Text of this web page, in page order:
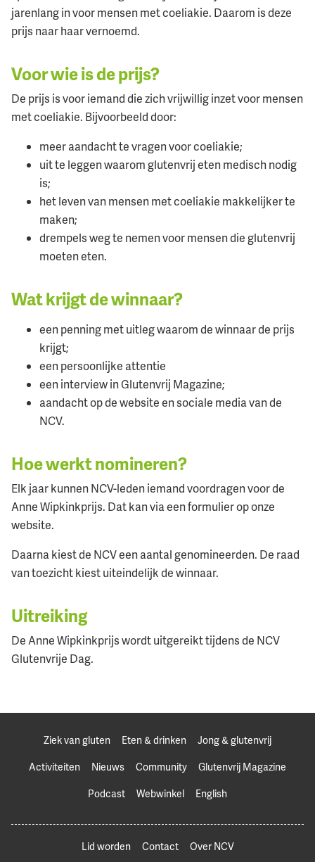
jarenlang in voor mensen met coeliakie. Daarom is deze
prijs naar haar vernoemd.
Voor wie is de prijs?
De prijs is voor iemand die zich vrijwillig inzet voor mensen
met coeliakie. Bijvoorbeeld door:
meer aandacht te vragen voor coeliakie;
uit te leggen waarom glutenvrij eten medisch nodig
is;
het leven van mensen met coeliakie makkelijker te
maken;
drempels weg te nemen voor mensen die glutenvrij
moeten eten.
Wat krijgt de winnaar?
een penning met uitleg waarom de winnaar de prijs
krijgt;
een persoonlijke attentie
een interview in Glutenvrij Magazine;
aandacht op de website en sociale media van de
NCV.
Hoe werkt nomineren?
Elk jaar kunnen NCV-leden iemand voordragen voor de
Anne Wipkinkprijs. Dat kan via een formulier op onze
website.
Daarna kiest de NCV een aantal genomineerden. De raad
van toezicht kiest uiteindelijk de winnaar.
Uitreiking
De Anne Wipkinkprijs wordt uitgereikt tijdens de NCV
Glutenvrije Dag.
Ziek van gluten Eten & drinken
Jong & glutenvrij
Activiteiten
Nieuws Community
Glutenvrij Magazine
Podcast
Webwinkel English
Lid worden Contact Over NCV